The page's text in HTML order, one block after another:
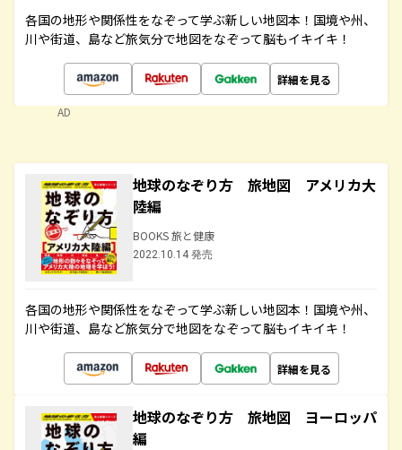
各国の地形や関係性をなぞって学ぶ新しい地図本！国境や州、
川や街道、島など旅気分で地図をなぞって脳もイキイキ！
詳細を見る
AD
地球のなぞり方 旅地図 アメリカ大
陸編
BOOKS 旅と健康
2022.10.14 発売
各国の地形や関係性をなぞって学ぶ新しい地図本！国境や州、
川や街道、島など旅気分で地図をなぞって脳もイキイキ！
詳細を見る
地球のなぞり方 旅地図 ヨーロッパ
編